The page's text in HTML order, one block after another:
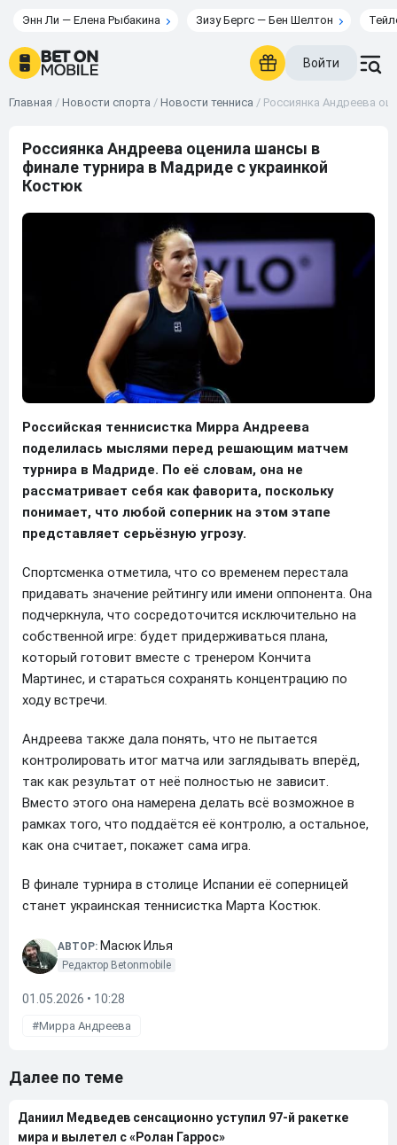
Энн Ли — Елена Рыбакина Зизу Бергс — Бен Шелтон
Войти
Главная / Новости спорта / Новости тенниса / Россиянка Андреева
Россиянка Андреева оценила шансы в
финале турнира в Мадриде с украинкой
Костюк
Российская теннисистка Мирра Андреева
поделилась мыслями перед решающим матчем
турнира в Мадриде. По её словам, она не
рассматривает себя как фаворита, поскольку
понимает, что любой соперник на этом этапе
представляет серьёзную угрозу.
Спортсменка отметила, что со временем перестала
придавать значение рейтингу или имени оппонента. Она
подчеркнула, что сосредоточится исключительно на
собственной игре: будет придерживаться плана,
который готовит вместе с тренером Кончита
Мартинес, и стараться сохранять концентрацию по
ходу встречи.
Андреева также дала понять, что не пытается
контролировать итог матча или заглядывать вперёд,
так как результат от неё полностью не зависит.
Вместо этого она намерена делать всё возможное в
рамках того, что поддаётся её контролю, а остальное,
как она считает, покажет сама игра.
В финале турнира в столице Испании её соперницей
станет украинская теннисистка Марта Костюк.
АВТОР: Масюк Илья
Редактор Betonmobile
01.05.2026 • 10:28
Мирра Андреева
Далее по теме
Даниил Медведев сенсационно уступил 97-й ракетке
мира и вылетел с «Ролан Гаррос»